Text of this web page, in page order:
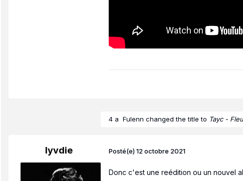
4 a Fulenn changed the title to Tayc -
lyvdie Posté(e)12 octobre 2021
Donc c'est une reédition ou un nouvel